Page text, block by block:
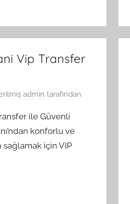
Vip Transfer
admin tarafından
ile Güvenli
konforlu ve
için VIP